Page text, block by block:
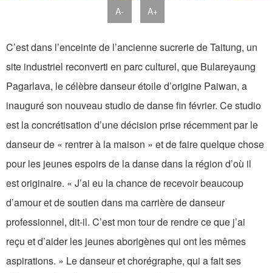
A- A+
C’est dans l’enceinte de l’ancienne sucrerie de Taitung, un
site industriel reconverti en parc culturel, que Bulareyaung
Pagarlava, le célèbre danseur étoile d’origine Paiwan, a
inauguré son nouveau studio de danse fin février. Ce studio
est la concrétisation d’une décision prise récemment par le
danseur de « rentrer à la maison » et de faire quelque chose
pour les jeunes espoirs de la danse dans la région d’où il
est originaire. « J’ai eu la chance de recevoir beaucoup
d’amour et de soutien dans ma carrière de danseur
professionnel, dit-il. C’est mon tour de rendre ce que j’ai
reçu et d’aider les jeunes aborigènes qui ont les mêmes
aspirations. » Le danseur et chorégraphe, qui a fait ses